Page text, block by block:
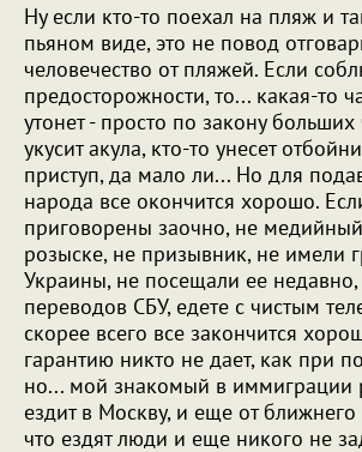
Ну если кто-то поехал на пляж и
пьяном виде, это не повод
человечество от пляжей. Если
предосторожности, то... какая-то
утонет - просто по закону больших
укусит акула, кто-то унесет
приступ, да мало ли... Но для
народа все окончится хорошо.
приговорены заочно, не
розыске, не призывник, не имели
Украины, не посещали ее
переводов СБУ, едете с чистым
скорее всего все закончится
гарантию никто не дает, как при
но... мой знакомый в иммиграции
ездит в Москву, и еще от
что ездят люди и еще никого не